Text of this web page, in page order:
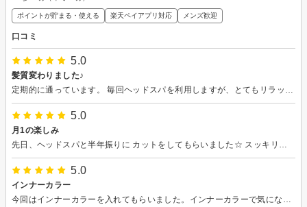
ポイントが貯まる・使える 楽天ペイアプリ対応 メンズ歓迎
口コミ
5.0
髪質変わりました♪
5.0
月1の楽しみ
5.0
インナーカラー